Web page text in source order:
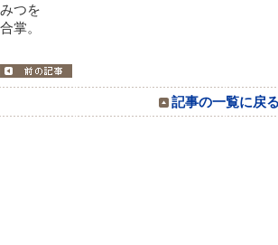
みつを
合掌。
記事の一覧に戻